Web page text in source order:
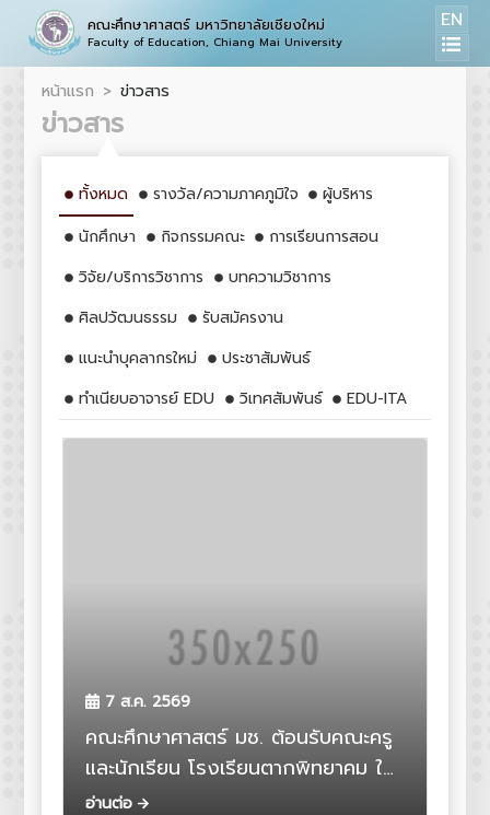
คณะศึกษาศาสตร์ มหาวิทยาลัยเชียงใหม่
Faculty of Education, Chiang Mai University
EN
หน้าแรก ข่าวสาร
ข่าวสาร
ทั้งหมด รางวัล/ความภาคภูมิใจ
ผู้บริหาร
นักศึกษา
กิจกรรมคณะ
การเรียนการสอน
วิจัย/บริการวิชาการ
บทความวิชาการ
ศิลปวัฒนธรรม
รับสมัครงาน
แนะนำบุคลากรใหม่
ประชาสัมพันธ์
ทำเนียบอาจารย์ EDU
วิเทศสัมพันธ์ EDU-ITA
7 ส.ค. 2569
คณะศึกษาศาสตร์ มช. ต้อนรับคณะครู
และนักเรียน โรงเรียนตากพิทยาคม ใน
กิจกรรม CMU Campus Tour 2026
อ่านต่อ